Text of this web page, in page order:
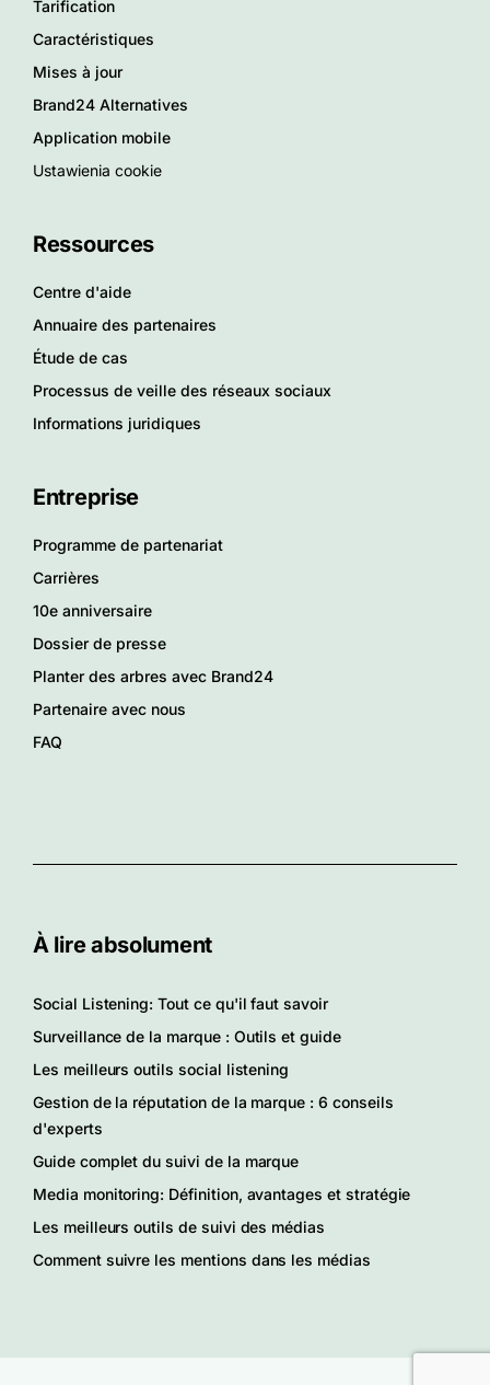
Tarification
Caractéristiques
Mises à jour
Brand24 Alternatives
Application mobile
Ustawienia cookie
Ressources
Centre d'aide
Annuaire des partenaires
Étude de cas
Processus de veille des réseaux sociaux
Informations juridiques
Entreprise
Programme de partenariat
Carrières
10e anniversaire
Dossier de presse
Planter des arbres avec Brand24
Partenaire avec nous
FAQ
À lire absolument
Social Listening: Tout ce qu'il faut savoir
Surveillance de la marque : Outils et guide
Les meilleurs outils social listening
Gestion de la réputation de la marque : 6 conseils
d'experts
Guide complet du suivi de la marque
Media monitoring: Définition, avantages et stratégie
Les meilleurs outils de suivi des médias
Comment suivre les mentions dans les médias